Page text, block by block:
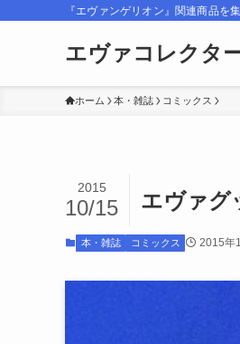
『エヴァンゲリオン』関連商品を
エヴァコレクタ
ホーム 本・雑誌 コミックス
エヴァグ
2015
10/15
本・雑誌 コミックス 2015年